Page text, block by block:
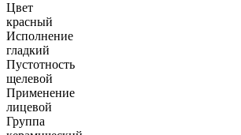
Цвет
красный
Исполнение
гладкий
Пустотность
щелевой
Применение
лицевой
Группа